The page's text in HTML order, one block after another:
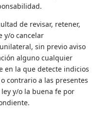
de revisar, retener,
y/o cancelar
sin previo aviso
alguno cualquier
en la que detecte indicios
contrario a las presentes
y/o la buena fe por